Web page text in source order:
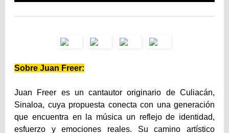
Sobre Juan Freer:
Juan Freer es un cantautor originario de Culiacán,
Sinaloa, cuya propuesta conecta con una generación
que encuentra en la música un reflejo de identidad,
esfuerzo y emociones reales. Su camino artístico